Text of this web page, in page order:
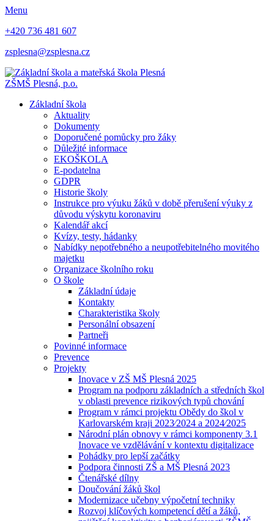
Menu
+420 736 481 607
zsplesna@zsplesna.cz
ZŠMŠ Plesná, p.o.
Základní škola
Aktuality
Dokumenty
Doporučené pomůcky pro žáky
Důležité informace
EKOŠKOLA
E-podatelna
GDPR
Historie školy
Instrukce pro výuku žáků v době přerušení výuky z
důvodu výskytu koronaviru
Kalendář akcí
Kvízy, testy, hádanky
Nabídky nepotřebného a neupotřebitelného movitého
majetku
Organizace školního roku
O škole
Základní údaje
Kontakty
Charakteristika školy
Personální obsazení
Partneři
Povinné informace
Prevence
Projekty
Inovace v ZŠ MŠ Plesná 2025
Program na podporu základních a středních škol
v oblasti prevence rizikových typů chování
Program v rámci projektu Obědy do škol v
Karlovarském kraji 2023⁄2024 a 2024⁄2025
Národní plán obnovy v rámci komponenty 3.1
Inovace ve vzdělávání v kontextu digitalizace
Pohádky pro lepší začátky
Podpora činnosti ZŠ a MŠ Plesná 2023
Čtenářské dílny
Doučování žáků škol
Modernizace učebny výpočetní techniky
Rozvoj klíčových kompetencí dětí a žáků,